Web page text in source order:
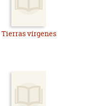
Tierras vírgenes